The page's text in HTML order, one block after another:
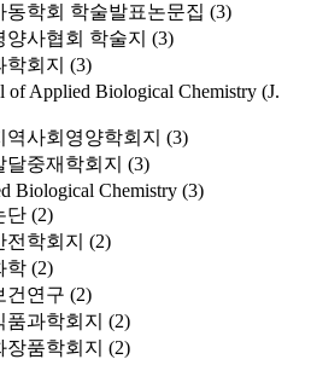
동학회 학술발표논문집 (3)
양사협회 학술지 (3)
회지 (3)
of Applied Biological Chemistry (J.
역사회영양학회지 (3)
달중재학회지 (3)
Biological Chemistry (3)
단 (2)
전학회지 (2)
학 (2)
건연구 (2)
품과학회지 (2)
장품학회지 (2)